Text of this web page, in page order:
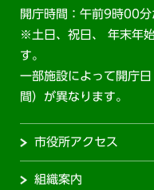
開庁時間：午前9時00
※土日、祝日、 年末年
す。
一部施設によって開庁
間）が異なります。
市役所アクセス
組織案内